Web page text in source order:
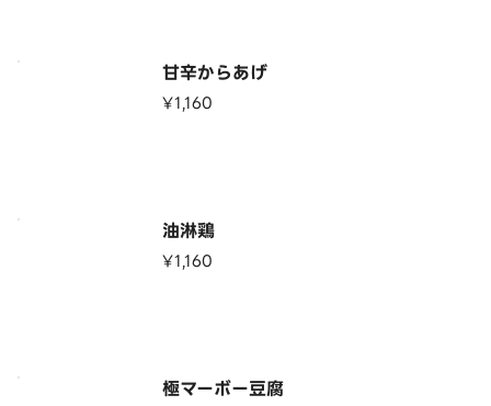
甘辛からあげ
¥1,160
油淋鶏
¥1,160
極マーボー豆腐